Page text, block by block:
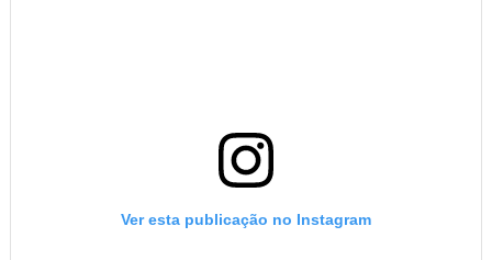
Ver esta publicação no Instagram